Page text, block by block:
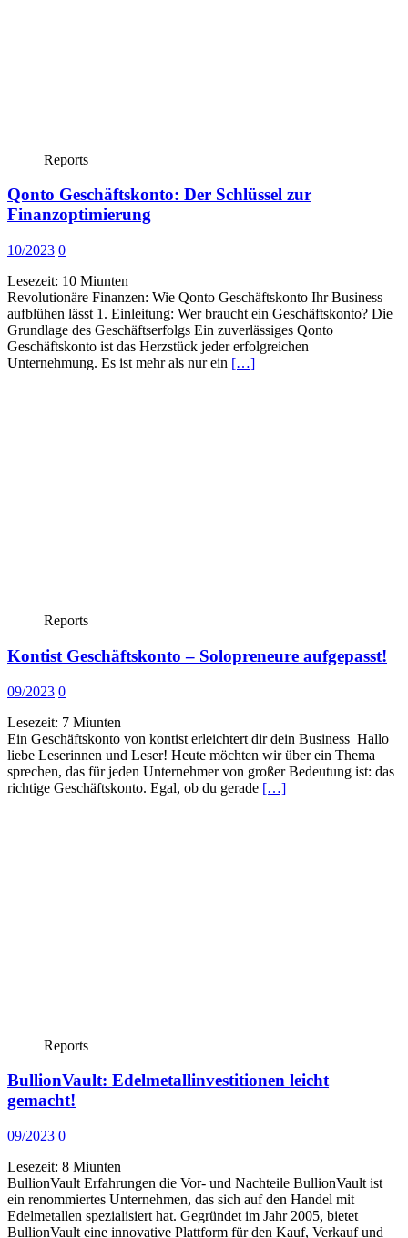
Reports
Qonto Geschäftskonto: Der Schlüssel zur
Finanzoptimierung
10/2023 0
Lesezeit: 10 Miunten
Revolutionäre Finanzen: Wie Qonto Geschäftskonto Ihr Business
aufblühen lässt 1. Einleitung: Wer braucht ein Geschäftskonto? Die
Grundlage des Geschäftserfolgs Ein zuverlässiges Qonto
Geschäftskonto ist das Herzstück jeder erfolgreichen
Unternehmung. Es ist mehr als nur ein […]
Reports
Kontist Geschäftskonto – Solopreneure aufgepasst!
09/2023 0
Lesezeit: 7 Miunten
Ein Geschäftskonto von kontist erleichtert dir dein Business Hallo
liebe Leserinnen und Leser! Heute möchten wir über ein Thema
sprechen, das für jeden Unternehmer von großer Bedeutung ist: das
richtige Geschäftskonto. Egal, ob du gerade […]
Reports
BullionVault: Edelmetallinvestitionen leicht
gemacht!
09/2023 0
Lesezeit: 8 Miunten
BullionVault Erfahrungen die Vor- und Nachteile BullionVault ist
ein renommiertes Unternehmen, das sich auf den Handel mit
Edelmetallen spezialisiert hat. Gegründet im Jahr 2005, bietet
BullionVault eine innovative Plattform für den Kauf, Verkauf und